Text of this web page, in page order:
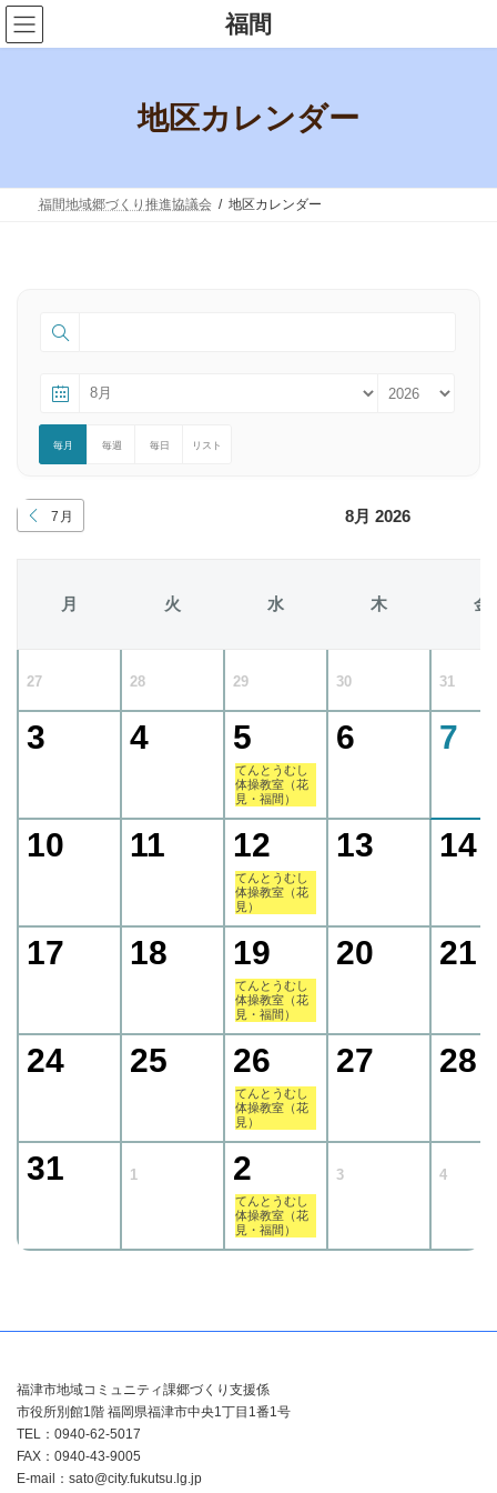
コ
ン
テ
プ
ナ
ビ
ゲ
動
福間
地区カレンダー
福間地域郷づくり推進協議会 地区カレンダー
毎月 毎週 毎日 リスト
7月 8月 2026
月 火 水 木 金
27 28 29 30 31
3 4 5
てんとうむし
体操教室（花
見・福間）
6 7
10 11 12
てんとうむし
体操教室（花
見）
13 14
17 18 19
てんとうむし
体操教室（花
見・福間）
20 21
24 25 26
てんとうむし
体操教室（花
見）
27 28
31 1 2
てんとうむし
体操教室（花
見・福間）
3 4
福津市地域コミュニティ課郷づくり支援係
市役所別館1階 福岡県福津市中央1丁目1番1号
TEL：0940-62-5017
FAX：0940-43-9005
E-mail：sato@city.fukutsu.lg.jp